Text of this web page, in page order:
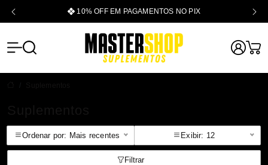
10% OFF EM PAGAMENTOS NO PIX
Ordenar por: Mais recentes Exibir: 12
Filtrar